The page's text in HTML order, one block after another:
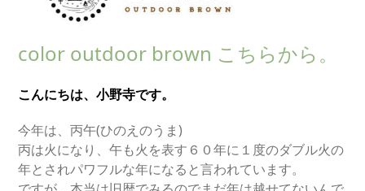
color outdoor brown こちらから。
こんにちは、小野寺です。
今年は、丙午(ひのえのうま)
丙は火になり、午も火を表す６０年に１度のダブル火の
年とされパワフルな年になると言われています。